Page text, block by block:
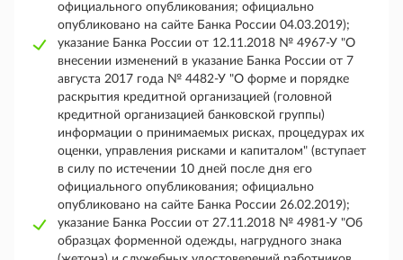
официального опубликования; официально
опубликовано на сайте Банка России 04.03.2019);
указание Банка России от 12.11.2018 № 4967-У "О
внесении изменений в указание Банка России от 7
августа 2017 года № 4482-У "О форме и порядке
раскрытия кредитной организацией (головной
кредитной организацией банковской группы)
информации о принимаемых рисках, процедурах их
оценки, управления рисками и капиталом" (вступает
в силу по истечении 10 дней после дня его
официального опубликования; официально
опубликовано на сайте Банка России 26.02.2019);
указание Банка России от 27.11.2018 № 4981-У "Об
образцах форменной одежды, нагрудного знака